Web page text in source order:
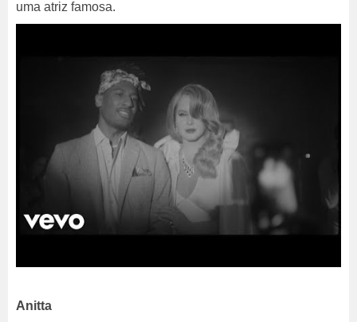
uma atriz famosa.
Anitta